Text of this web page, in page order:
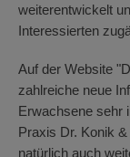
weiterentwickelt
Interessierten
Auf der Website
zahlreiche neue
Erwachsene sehr
Praxis Dr. Konik
natürlich auch